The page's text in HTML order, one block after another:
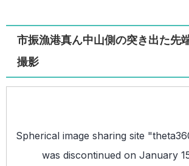
市振漁港真ん中山側の突き出た先
撮影